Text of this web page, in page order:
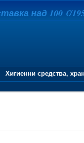
Хигиенни средства,
над 100 €/